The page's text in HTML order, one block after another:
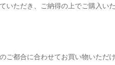
いただき、ご納得の上でご購入い
ご都合に合わせてお買い物いただ